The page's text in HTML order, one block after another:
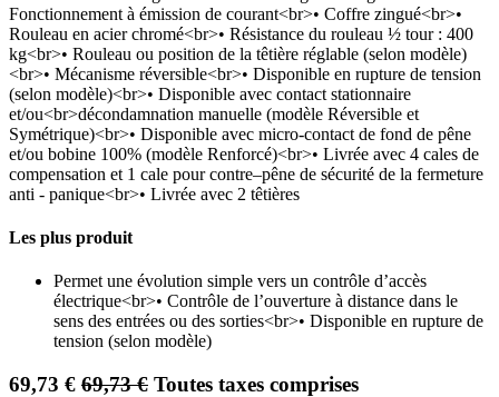
Fonctionnement à émission de courant<br>• Coffre zingué<br>•
Rouleau en acier chromé<br>• Résistance du rouleau ½ tour : 400
kg<br>• Rouleau ou position de la têtière réglable (selon modèle)
<br>• Mécanisme réversible<br>• Disponible en rupture de tension
(selon modèle)<br>• Disponible avec contact stationnaire
et/ou<br>décondamnation manuelle (modèle Réversible et
Symétrique)<br>• Disponible avec micro-contact de fond de pêne
et/ou bobine 100% (modèle Renforcé)<br>• Livrée avec 4 cales de
compensation et 1 cale pour contre–pêne de sécurité de la fermeture
anti - panique<br>• Livrée avec 2 têtières
Les plus produit
Permet une évolution simple vers un contrôle d’accès
électrique<br>• Contrôle de l’ouverture à distance dans le
sens des entrées ou des sorties<br>• Disponible en rupture de
tension (selon modèle)
69,73 € 69,73€ Toutes taxes comprises